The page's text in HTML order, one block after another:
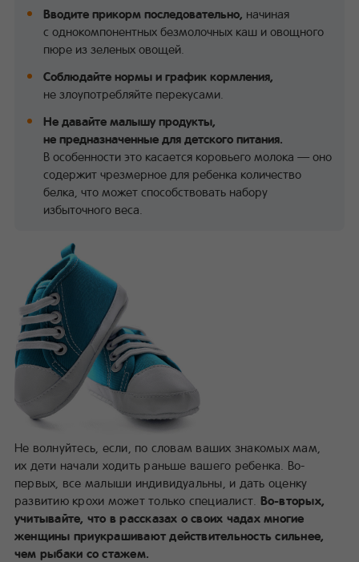
Вводите прикорм последовательно, начиная
с однокомпонентных безмолочных каш и овощного
пюре из зеленых овощей.
Соблюдайте нормы и график кормления,
не злоупотребляйте перекусами.
Не давайте малышу продукты,
не предназначенные для детского питания.
В особенности это касается коровьего молока — оно
содержит чрезмерное для ребенка количество
белка, что может способствовать набору
избыточного веса.
Не волнуйтесь, если, по словам ваших знакомых мам,
их дети начали ходить раньше вашего ребенка. Во-
первых, все малыши индивидуальны, и дать оценку
развитию крохи может только специалист. Во-вторых,
учитывайте, что в рассказах о своих чадах многие
женщины приукрашивают действительность сильнее,
чем рыбаки со стажем.